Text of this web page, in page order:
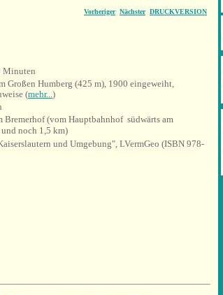
Vorheriger Nächster DRUCKVERSION
Minuten
Großen Humberg (425 m), 1900 eingeweiht,
(mehr...)
Bremerhof (vom Hauptbahnhof südwärts am
noch 1,5 km)
und Umgebung", LVermGeo (ISBN 978-